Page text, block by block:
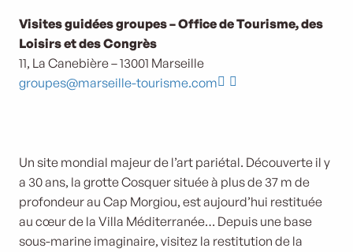
Visites guidées groupes – Office de Tourisme, des
Loisirs et des Congrès
11, La Canebière – 13001 Marseille
groupes@marseille-tourisme.com
Un site mondial majeur de l’art pariétal. Découverte il y
a 30 ans, la grotte Cosquer située à plus de 37 m de
profondeur au Cap Morgiou, est aujourd’hui restituée
au cœur de la Villa Méditerranée… Depuis une base
sous-marine imaginaire, visitez la restitution de la